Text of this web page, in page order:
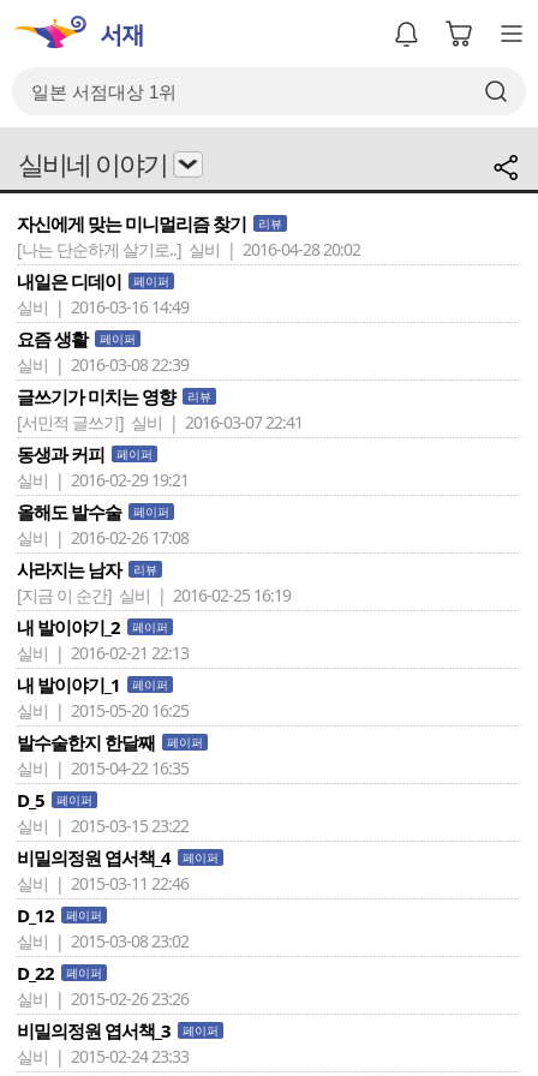
실비네 이야기
자신에게 맞는 미니멀리즘 찾기 리뷰
[나는 단순하게 살기로..] 실비 | 2016-04-28 20:02
내일은 디데이 페이퍼
실비 | 2016-03-16 14:49
요즘 생활 페이퍼
실비 | 2016-03-08 22:39
글쓰기가 미치는 영향 리뷰
[서민적 글쓰기] 실비 | 2016-03-07 22:41
동생과 커피 페이퍼
실비 | 2016-02-29 19:21
올해도 발수술 페이퍼
실비 | 2016-02-26 17:08
사라지는 남자 리뷰
[지금 이 순간] 실비 | 2016-02-25 16:19
내 발이야기_2 페이퍼
실비 | 2016-02-21 22:13
내 발이야기_1 페이퍼
실비 | 2015-05-20 16:25
발수술한지 한달째 페이퍼
실비 | 2015-04-22 16:35
D_5 페이퍼
실비 | 2015-03-15 23:22
비밀의정원 엽서책_4 페이퍼
실비 | 2015-03-11 22:46
D_12 페이퍼
실비 | 2015-03-08 23:02
D_22 페이퍼
실비 | 2015-02-26 23:26
비밀의정원 엽서책_3 페이퍼
실비 | 2015-02-24 23:33